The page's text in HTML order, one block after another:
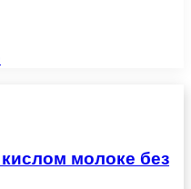
молоке без